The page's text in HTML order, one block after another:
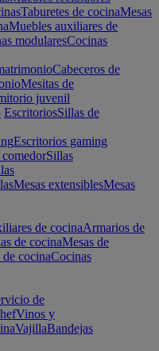
Taburetes de cocinaMesas
Muebles auxiliares de
modularesCocinas
Cabeceros de
Mesitas de
juvenil
EscritoriosSillas de
Escritorios gaming
Sillas
Mesas extensiblesMesas
de cocinaArmarios de
de cocinaMesas de
de cocinaCocinas
de
Vinos y
VajillaBandejas